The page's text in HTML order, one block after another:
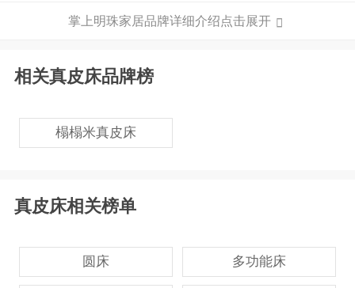
等，能够提供10000+独具个性体验的生活场景，满足不
掌上明珠家居品牌详细介绍点击展开
相关真皮床品牌榜
榻榻米真皮床
真皮床相关榜单
圆床 多功能床